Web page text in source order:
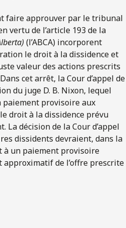
faire approuver par le tribunal
vertu de l’article 193 de la
(l’ABCA) incorporent
le droit à la dissidence et
valeur des actions prescrits
cet arrêt, la Cour d’appel de
du juge D. B. Nixon, lequel
paiement provisoire aux
droit à la dissidence prévu
La décision de la Cour d’appel
dissidents devraient, dans la
à un paiement provisoire
de l’offre prescrite